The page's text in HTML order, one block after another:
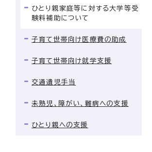
ひとり親家庭等に対する大学等受
験料補助について
子育て世帯向け医療費の助成
子育て世帯向け就学支援
交通遺児手当
未熟児、障がい、難病への支援
ひとり親への支援